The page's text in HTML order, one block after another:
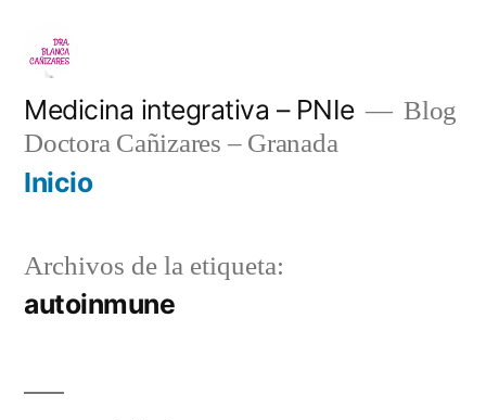
contenido
Medicina integrativa – PNIe
Blog
Doctora Cañizares – Granada
Inicio
Archivos de la etiqueta:
autoinmune